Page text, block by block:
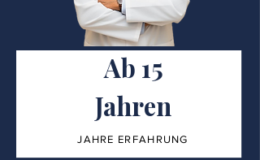
Ab 15
Jahren
JAHRE ERFAHRUNG